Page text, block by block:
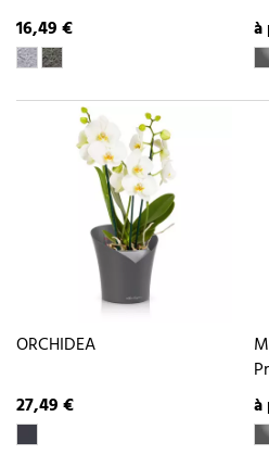
16,49 € à
ORCHIDEA
27,49 €
à